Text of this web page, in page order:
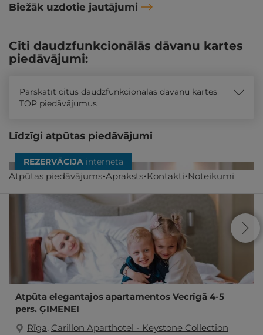
Biežāk uzdotie jautājumi
Atpūtas piedāvājums Apraksts Kontakti Noteikumi
Citi daudzfunkcionālās dāvanu kartes
piedāvājumi:
Pārskatīt citus daudzfunkcionālās dāvanu kartes
TOP piedāvājumus
Līdzīgi atpūtas piedāvājumi
REZERVĀCIJA internetā
Atpūta elegantajos apartamentos Vecrīgā 4-5
pers. ĢIMENEI
Rīga, Carillon Aparthotel - Keystone Collection